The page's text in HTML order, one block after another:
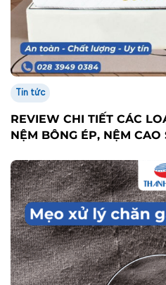
Tin tức
REVIEW CHI TIẾT CÁC
NỆM BÔNG ÉP, NỆM CAO